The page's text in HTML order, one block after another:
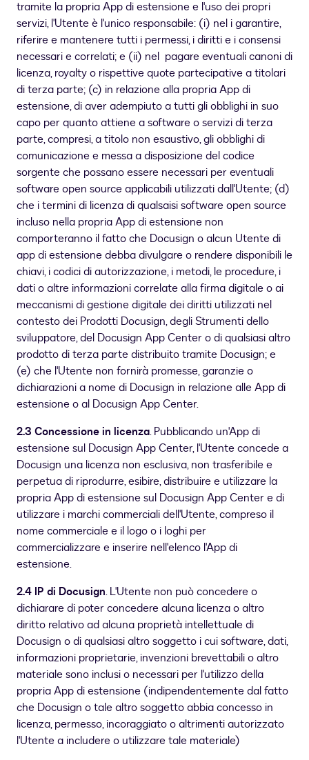
tramite la propria App di estensione e l'uso dei propri
servizi, l'Utente è l'unico responsabile: (i) nel i garantire,
riferire e mantenere tutti i permessi, i diritti e i consensi
necessari e correlati; e (ii) nel pagare eventuali canoni di
licenza, royalty o rispettive quote partecipative a titolari
di terza parte; (c) in relazione alla propria App di
estensione, di aver adempiuto a tutti gli obblighi in suo
capo per quanto attiene a software o servizi di terza
parte, compresi, a titolo non esaustivo, gli obblighi di
comunicazione e messa a disposizione del codice
sorgente che possano essere necessari per eventuali
software open source applicabili utilizzati dall'Utente; (d)
che i termini di licenza di qualsaisi software open source
incluso nella propria App di estensione non
comporteranno il fatto che Docusign o alcun Utente di
app di estensione debba divulgare o rendere disponibili le
chiavi, i codici di autorizzazione, i metodi, le procedure, i
dati o altre informazioni correlate alla firma digitale o ai
meccanismi di gestione digitale dei diritti utilizzati nel
contesto dei Prodotti Docusign, degli Strumenti dello
sviluppatore, del Docusign App Center o di qualsiasi altro
prodotto di terza parte distribuito tramite Docusign; e
(e) che l'Utente non fornirà promesse, garanzie o
dichiarazioni a nome di Docusign in relazione alle App di
estensione o al Docusign App Center.
2.3 Concessione in licenza. Pubblicando un'App di
estensione sul Docusign App Center, l'Utente concede a
Docusign una licenza non esclusiva, non trasferibile e
perpetua di riprodurre, esibire, distribuire e utilizzare la
propria App di estensione sul Docusign App Center e di
utilizzare i marchi commerciali dell'Utente, compreso il
nome commerciale e il logo o i loghi per
commercializzare e inserire nell'elenco l'App di
estensione.
2.4 IP di Docusign. L'Utente non può concedere o
dichiarare di poter concedere alcuna licenza o altro
diritto relativo ad alcuna proprietà intellettuale di
Docusign o di qualsiasi altro soggetto i cui software, dati,
informazioni proprietarie, invenzioni brevettabili o altro
materiale sono inclusi o necessari per l'utilizzo della
propria App di estensione (indipendentemente dal fatto
che Docusign o tale altro soggetto abbia concesso in
licenza, permesso, incoraggiato o altrimenti autorizzato
l'Utente a includere o utilizzare tale materiale)